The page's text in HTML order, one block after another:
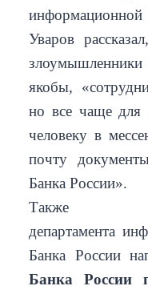
информационной
Уваров
злоумышленники
якобы,
но все чаще для
человеку в
почту
Банка России».
Также
департамента
Банка России
Банка России